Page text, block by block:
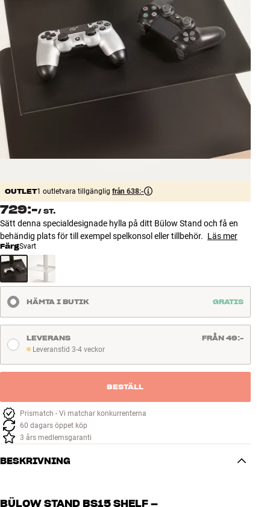
INSPIRATION
MÄRKEN
NYHETER
Logga in
Kundtjänst
Bygg med ljud
Företag
OUTLET1 outletvara tillgänglig från 638:-
729:-/ ST.
Sätt denna specialdesignade hylla på ditt Bülow Stand och få en
behändig plats för till exempel spelkonsol eller tillbehör. Läs mer
FärgSvart
HÄMTA I BUTIK GRATIS
Leveranstid 3-4 veckor
Leveranstid 3-4 veckor
LEVERANS FRÅN 49:-
BESTÄLL
Prismatch - Vi matchar konkurrenterna
60 dagars öppet köp
3 års medlemsgaranti
BESKRIVNING
BÜLOW STAND BS15 SHELF –